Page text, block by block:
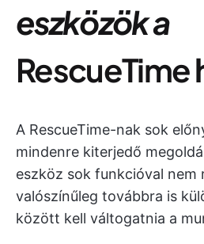
eszközök a
RescueTime
A RescueTime-nak sok
mindenre kiterjedő
eszköz sok funkcióval nem
valószínűleg továbbra is
között kell váltogatnia a